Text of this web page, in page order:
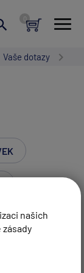
našich
Vaše dotazy
49